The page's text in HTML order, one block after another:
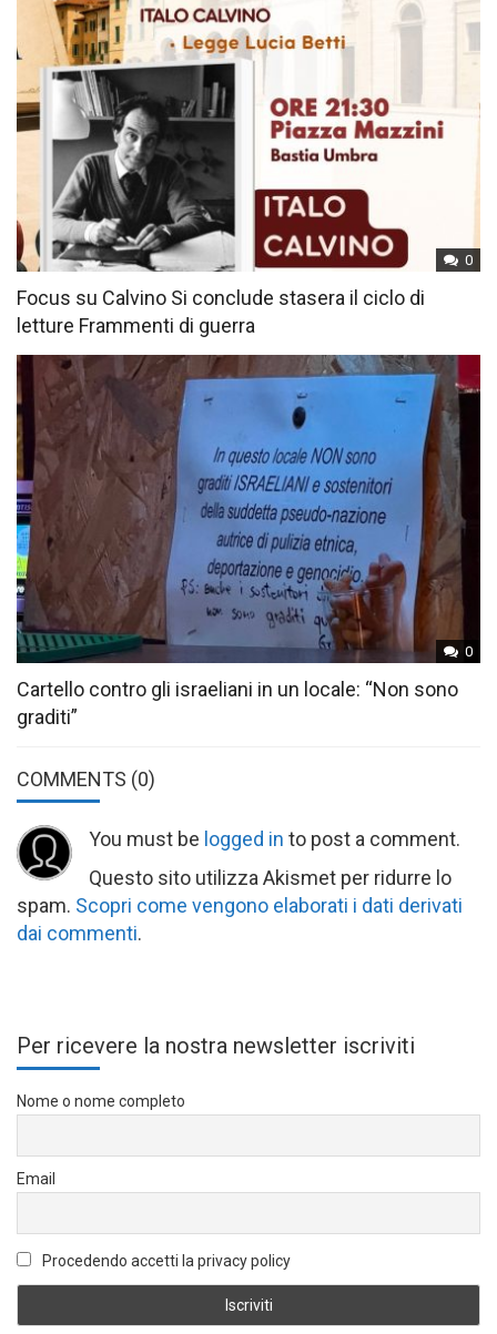
0
Focus su Calvino Si conclude stasera il ciclo di
letture Frammenti di guerra
0
Cartello contro gli israeliani in un locale: “Non sono
graditi”
COMMENTS (0)
You must be logged in to post a comment.
Questo sito utilizza Akismet per ridurre lo
spam. Scopri come vengono elaborati i dati derivati
dai commenti.
Per ricevere la nostra newsletter iscriviti
Nome o nome completo
Email
Procedendo accetti la privacy policy